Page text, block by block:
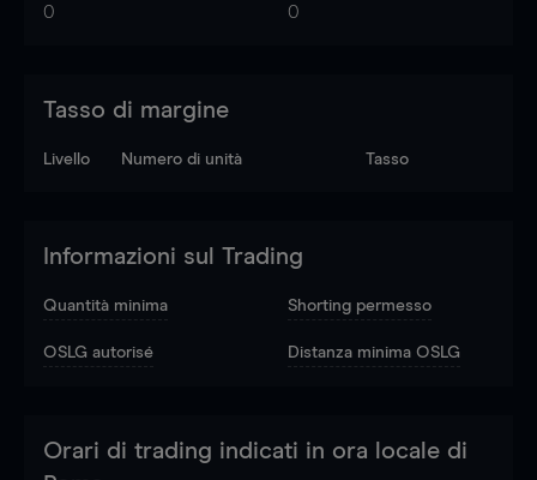
0 0
Tasso di margine
Livello Numero di unità Tasso
Informazioni sul Trading
Quantità minima Shorting permesso
OSLG autorisé Distanza minima OSLG
Orari di trading indicati in ora locale di